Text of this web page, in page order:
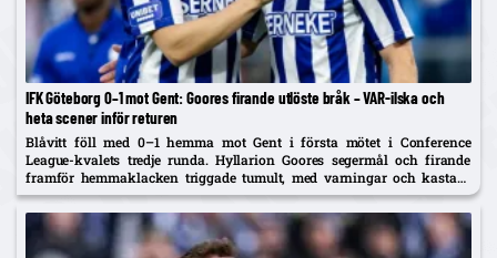
IFK Göteborg 0–1 mot Gent: Goores firande utlöste bråk – VAR-ilska och
heta scener inför returen
Blåvitt föll med 0–1 hemma mot Gent i första mötet i Conference
League-kvalets tredje runda. Hyllarion Goores segermål och firande
framför hemmaklacken triggade tumult, med varningar och kastade
föremål. Efter paus rasade IFK-spelare mot en tidig avblåsning trots
VAR –...